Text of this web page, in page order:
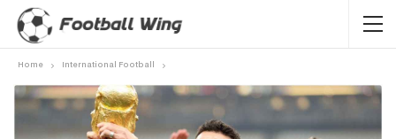
Home International Football